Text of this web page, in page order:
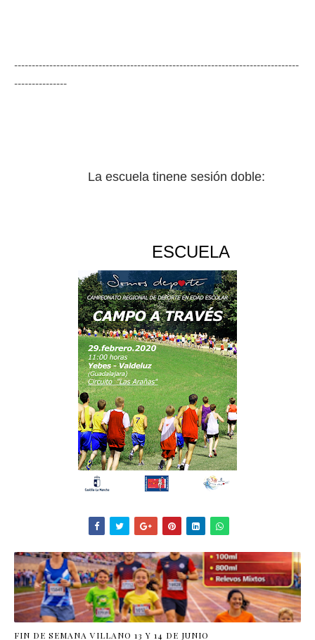
---------------------------------------------------------------------------------
---------------
La escuela tinene sesión doble:
ESCUELA
FIN DE SEMANA VILLANO 13 Y 14 DE JUNIO